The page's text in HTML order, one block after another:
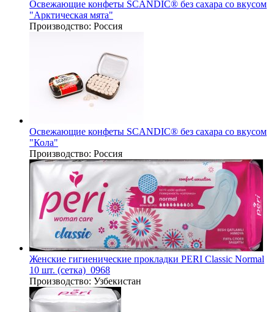
Освежающие конфеты SCANDIC® без сахара со вкусом
"Арктическая мята"
Производство: Россия
Освежающие конфеты SCANDIC® без сахара со вкусом
"Кола"
Производство: Россия
Женские гигиенические прокладки PERI Classic Normal
10 шт. (сетка)_0968
Производство: Узбекистан